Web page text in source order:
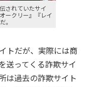
されていたサイ
ークリー』『レイ
。
トだが、実際には商
送ってくる詐欺サイ
は過去の詐欺サイト